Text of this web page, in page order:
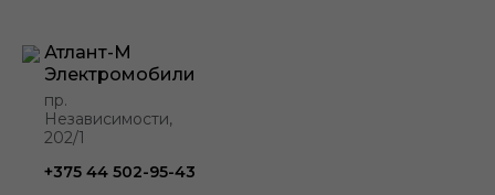
Атлант-М
Электромобили
пр.
Независимости,
202/1
+375 44 502-95-43